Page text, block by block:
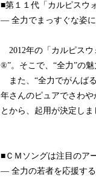
■第１１代「カルピスウ
― 全力でまっすぐな姿
2012年の「カルピスウ
®”。そこで、“全力”の
また、“全力でがんば
年さんのピュアでさわ
とから、起用が決定しま
■ＣＭソングは注目のア
― 全力の若者を応援す